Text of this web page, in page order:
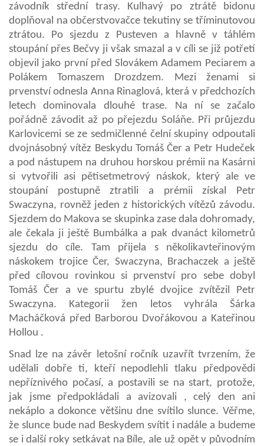
závodník střední trasy. Kulhavý po ztrátě bidonu
doplňoval na občerstvovačce tekutiny se tříminutovou
ztrátou. Po sjezdu z Pusteven a hlavně v táhlém
stoupání přes Bečvy ji však smazal a v cíli se již potřetí
objevil jako první před Slovákem Adamem Peciarem a
Polákem Tomaszem Drozdzem. Mezi ženami si
prvenství odnesla Anna Rinaglová, která v předchozích
letech dominovala dlouhé trase. Na ní se začalo
pořádně závodit až po přejezdu Soláňe. Při průjezdu
Karlovicemi se ze sedmičlenné čelní skupiny odpoutali
dvojnásobný vítěz Beskydu Tomáš Čer a Petr Hudeček
a pod nástupem na druhou horskou prémii na Kasárni
si vytvořili asi pětisetmetrový náskok, který ale ve
stoupání postupně ztratili a prémii získal Petr
Swaczyna, rovněž jeden z historických vítězů závodu.
Sjezdem do Makova se skupinka zase dala dohromady,
ale čekala ji ještě Bumbálka a pak dvanáct kilometrů
sjezdu do cíle. Tam přijela s několikavteřinovým
náskokem trojice Čer, Swaczyna, Brachaczek a ještě
před cílovou rovinkou si prvenství pro sebe dobyl
Tomáš Čer a ve spurtu zbylé dvojice zvítězil Petr
Swaczyna. Kategorii žen letos vyhrála Šárka
Macháčková před Barborou Dvořákovou a Kateřinou
Hollou .
Snad lze na závěr letošní ročník uzavřít tvrzením, že
udělali dobře ti, kteří nepodlehli tlaku předpovědi
nepříznivého počasí, a postavili se na start, protože,
jak jsme předpokládali a avizovali , celý den ani
nekáplo a dokonce většinu dne svítilo slunce. Věřme,
že slunce bude nad Beskydem svítit i nadále a budeme
se i další roky setkávat na Bíle, ale už opět v původním